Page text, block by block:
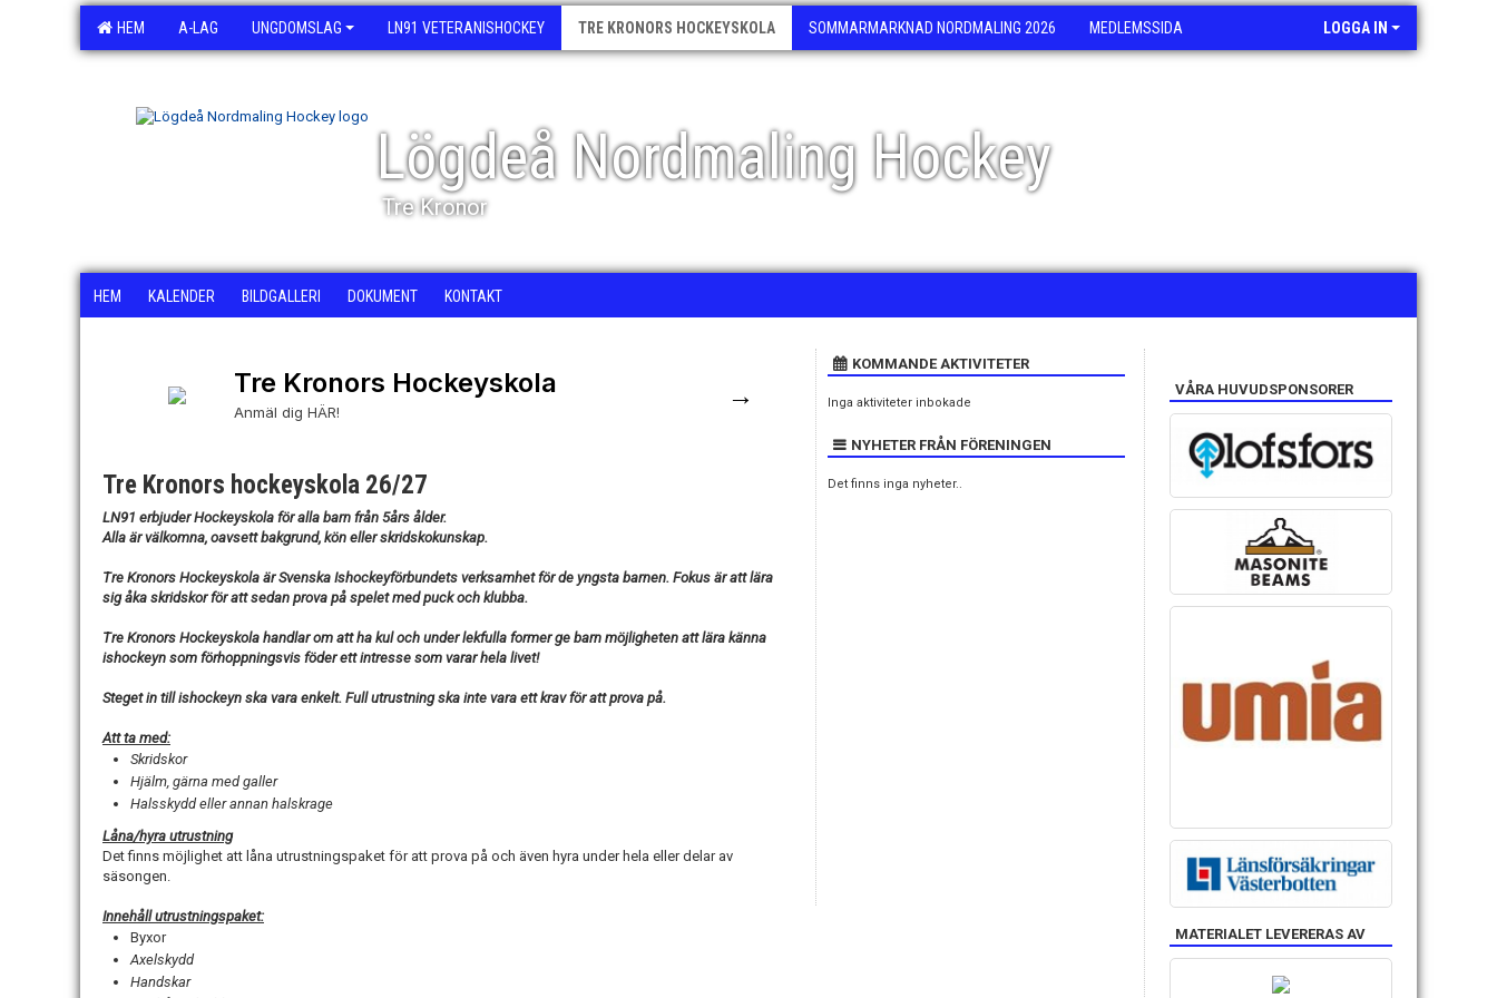
HEM A-LAG UNGDOMSLAG LN91 VETERANISHOCKEY TRE KRONORS HOCKEYSKOLA SOMMARMARKNAD NORDMALING 2026 MEDLEMSSIDA LOGGA IN
Lögdeå Nordmaling Hockey
Tre Kronor
HEM KALENDER BILDGALLERI DOKUMENT KONTAKT
Tre Kronors Hockeyskola
Anmäl dig HÄR!
→
Tre Kronors hockeyskola 26/27
LN91 erbjuder Hockeyskola för alla barn från 5års ålder.
Alla är välkomna, oavsett bakgrund, kön eller skridskokunskap.
Tre Kronors Hockeyskola är Svenska Ishockeyförbundets verksamhet för de yngsta barnen. Fokus är att lära
sig åka skridskor för att sedan prova på spelet med puck och klubba.
Tre Kronors Hockeyskola handlar om att ha kul och under lekfulla former ge barn möjligheten att lära känna
ishockeyn som förhoppningsvis föder ett intresse som varar hela livet!
Steget in till ishockeyn ska vara enkelt. Full utrustning ska inte vara ett krav för att prova på.
Att ta med:
Skridskor
Hjälm, gärna med galler
Halsskydd eller annan halskrage
Låna/hyra utrustning
Det finns möjlighet att låna utrustningspaket för att prova på och även hyra under hela eller delar av
säsongen.
Innehåll utrustningspaket:
Byxor
Axelskydd
Handskar
KOMMANDE AKTIVITETER
Inga aktiviteter inbokade
NYHETER FRÅN FÖRENINGEN
Det finns inga nyheter..
VÅRA HUVUDSPONSORER
MATERIALET LEVERERAS AV